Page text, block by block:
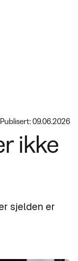
Publisert: 09.06.2026
ikke
sjelden er